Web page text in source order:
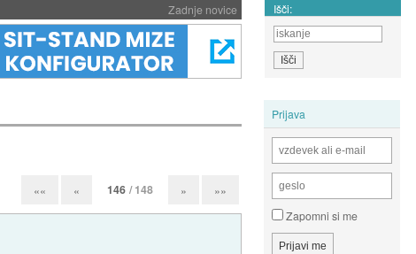
Zadnje novice Išči:
Prijava
Zapomni si me
«« « 146 / 148 » »»